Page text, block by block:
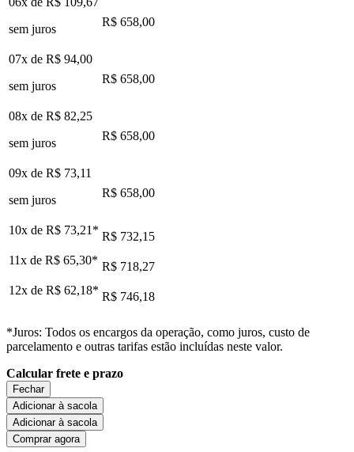
sem juros
R$ 658,00
07x de R$ 94,00
sem juros
R$ 658,00
08x de R$ 82,25
sem juros
R$ 658,00
09x de R$ 73,11
sem juros
R$ 658,00
10x de R$ 73,21 * R$ 732,15
11x de R$ 65,30* R$ 718,27
12x de R$ 62,18* R$ 746,18
*Juros: Todos os encargos da operação, como juros, custo de
parcelamento e outras tarifas estão incluídas neste valor.
Calcular frete e prazo
Fechar
Adicionar à sacola
Adicionar à sacola
Comprar agora